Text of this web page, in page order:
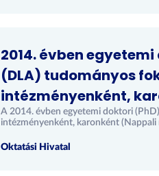
2014. évben
(DLA) tudományos
intézményenként,
A 2014. évben egyetemi doktori
intézményenként, karonként (Nappali
Oktatási Hivatal